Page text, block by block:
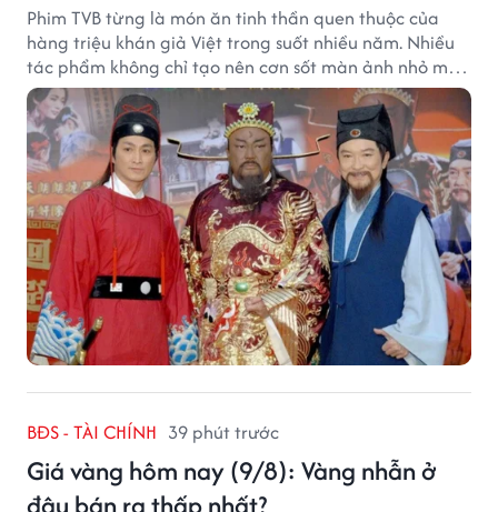
Phim TVB từng là món ăn tinh thần quen thuộc của
hàng triệu khán giả Việt trong suốt nhiều năm. Nhiều
tác phẩm không chỉ tạo nên cơn sốt màn ảnh nhỏ mà
còn trở thành ký ức khó quên của cả một thế hệ.
BĐS - TÀI CHÍNH 39 phút trước
Giá vàng hôm nay (9/8): Vàng nhẫn ở